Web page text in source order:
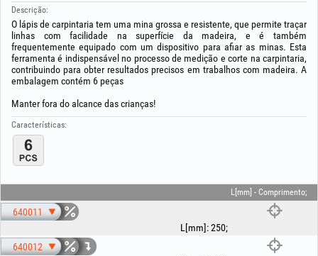
Descrição:
O lápis de carpintaria tem uma mina grossa e resistente, que permite traçar
linhas com facilidade na superfície da madeira, e é também
frequentemente equipado com um dispositivo para afiar as minas. Esta
ferramenta é indispensável no processo de medição e corte na carpintaria,
contribuindo para obter resultados precisos em trabalhos com madeira. A
embalagem contém 6 peças
Manter fora do alcance das crianças!
Características:
L[mm] - Comprimento;
640011
L[mm]:250;
640012